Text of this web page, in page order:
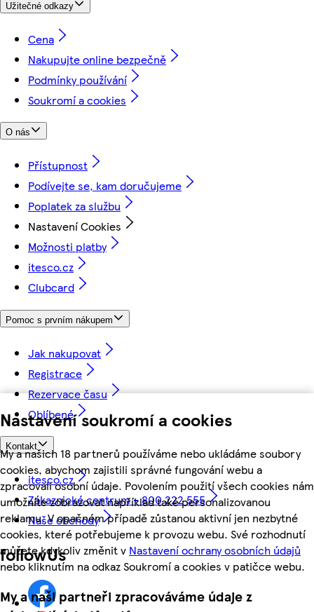
Nastavení soukromí a cookies
My a našich 18 partnerů používáme nebo ukládáme soubory
cookies, abychom zajistili správné fungování webu a
zpracovali osobní údaje. Povolením použití všech cookies nám
umožníte zobrazovat například také personalizovanou
reklamu. V opačném případě zůstanou aktivní jen nezbytné
cookies, které potřebujeme k provozu webu. Své rozhodnutí
můžete kdykoliv změnit v Nastavení ochrany osobních údajů
nebo kliknutím na odkaz Soukromí a cookies v patičce webu.
My a naši partneři zpracováváme údaje z
Užitečné odkazy
Cena
Nakupujte online bezpečně
Podmínky používání
Soukromí a cookies
O nás
Přístupnost
Podívejte se, kam doručujeme
Poplatek za službu
Nastavení Cookies
Možnosti platby
itesco.cz
Clubcard
Pomoc s prvním nákupem
Jak nakupovat
Registrace
Rezervace času
Oblíbené
Kontakt
itesco.cz
Zákaznické centrum - 800 222 555
Naše obchody
followUs